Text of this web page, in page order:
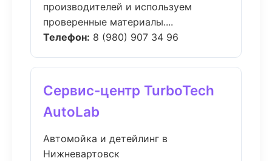
производителей и используем
проверенные материалы....
Телефон: 8 (980) 907 34 96
Сервис-центр TurboTech
AutoLab
Автомойка и детейлинг в
Нижневартовск